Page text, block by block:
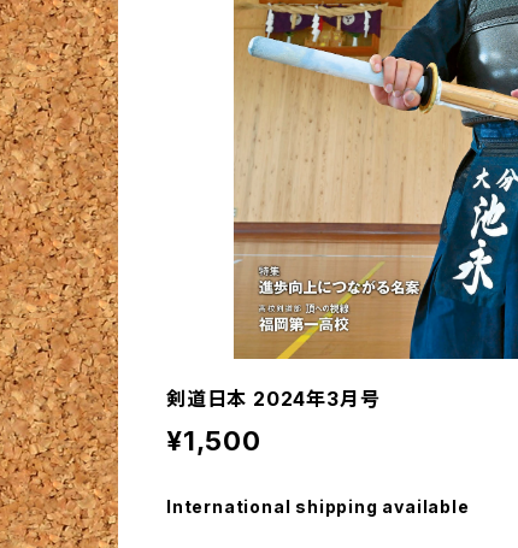
剣道日本 2024年3月号
¥1,500
International shipping available